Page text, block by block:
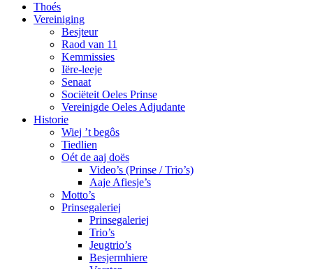
Thoés
Vereiniging
Besjteur
Raod van 11
Kemmissies
Iëre-leeje
Senaat
Sociëteit Oeles Prinse
Vereinigde Oeles Adjudante
Historie
Wiej ’t begôs
Tiedlien
Oét de aaj doës
Video’s (Prinse / Trio’s)
Aaje Afiesje’s
Motto’s
Prinsegaleriej
Prinsegaleriej
Trio’s
Jeugtrio’s
Besjermhiere